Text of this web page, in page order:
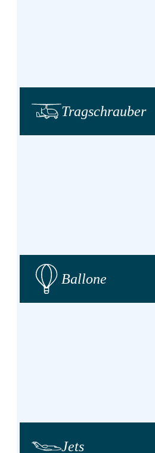
Trag­schrauber
Ballone
Jets